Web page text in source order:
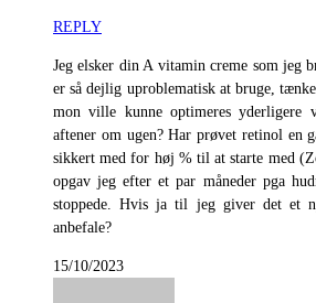
REPLY
Jeg elsker din A vitamin creme som jeg
er så dejlig uproblematisk at bruge,
mon ville kunne optimeres yderligere
aftener om ugen? Har prøvet retinol en
sikkert med for høj % til at starte med
opgav jeg efter et par måneder pga
stoppede. Hvis ja til jeg giver det et
anbefale?
15/10/2023